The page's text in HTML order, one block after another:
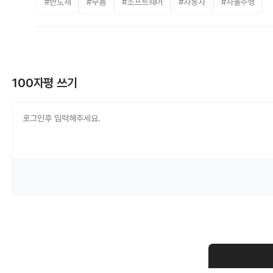
100자평 쓰기